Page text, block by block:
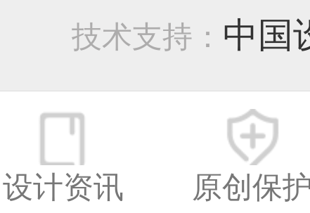
UI-图标类作品
8年前 9959
技术支持： 中国
设计资讯 原创保护